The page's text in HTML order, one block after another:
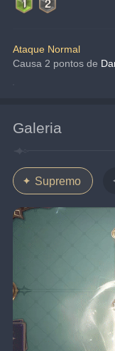
Ataque Normal
Causa 2 pontos de
Galeria
Supremo